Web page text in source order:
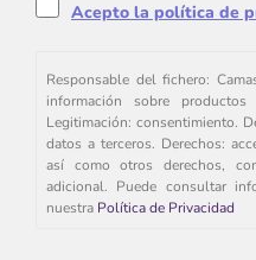
Acepto la política de
Responsable del fichero:
información sobre
Legitimación: consentimiento.
datos a terceros. Derechos:
así como otros derechos,
adicional. Puede consultar
nuestra Política de Privacidad